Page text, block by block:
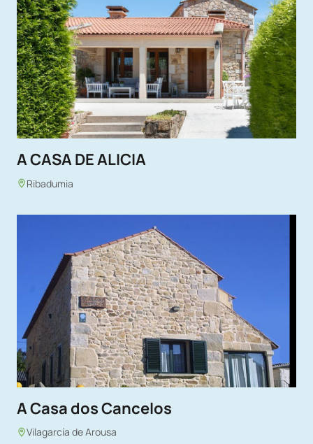
A CASA DE ALICIA
Ribadumia
A Casa dos Cancelos
Vilagarcía de Arousa